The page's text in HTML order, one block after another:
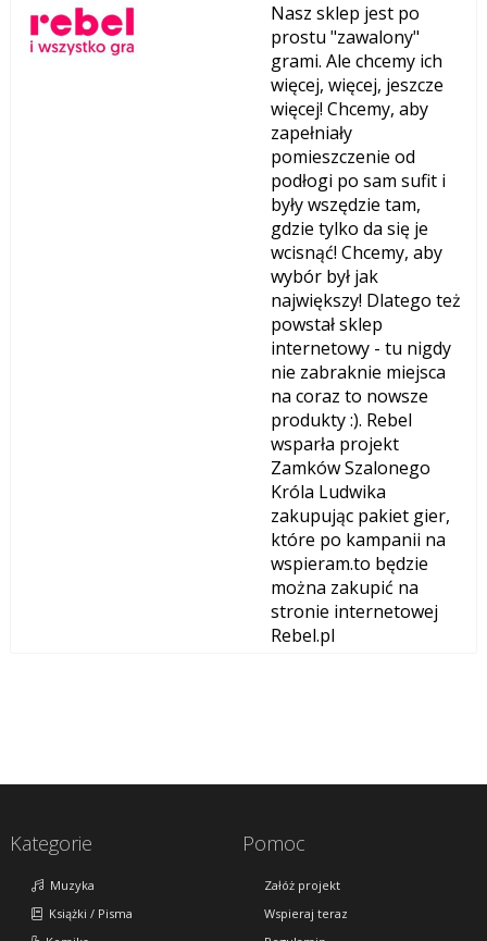
Nasz sklep jest po
prostu "zawalony"
grami. Ale chcemy ich
więcej, więcej, jeszcze
więcej! Chcemy, aby
zapełniały
pomieszczenie od
podłogi po sam sufit i
były wszędzie tam,
gdzie tylko da się je
wcisnąć! Chcemy, aby
wybór był jak
największy! Dlatego też
powstał sklep
internetowy - tu nigdy
nie zabraknie miejsca
na coraz to nowsze
produkty :). Rebel
wsparła projekt
Zamków Szalonego
Króla Ludwika
zakupując pakiet gier,
które po kampanii na
wspieram.to będzie
można zakupić na
stronie internetowej
Rebel.pl
Kategorie
Muzyka
Książki / Pisma
Pomoc
Załóż projekt
Wspieraj teraz